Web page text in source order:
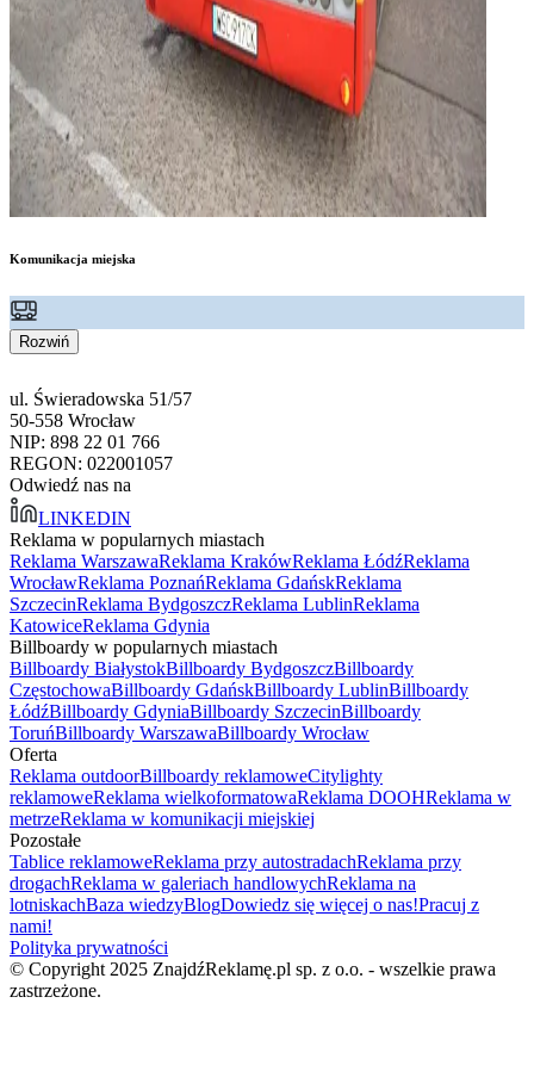
Komunikacja miejska
Rozwiń
ul. Świeradowska 51/57
50-558 Wrocław
NIP: 898 22 01 766
REGON: 022001057
Odwiedź nas na
LINKEDIN
Reklama w popularnych miastach
Reklama WarszawaReklama KrakówReklama ŁódźReklama
WrocławReklama PoznańReklama GdańskReklama
SzczecinReklama BydgoszczReklama LublinReklama
KatowiceReklama Gdynia
Billboardy w popularnych miastach
Billboardy BiałystokBillboardy BydgoszczBillboardy
CzęstochowaBillboardy GdańskBillboardy LublinBillboardy
ŁódźBillboardy GdyniaBillboardy SzczecinBillboardy
ToruńBillboardy WarszawaBillboardy Wrocław
Oferta
Reklama outdoorBillboardy reklamoweCitylighty
reklamoweReklama wielkoformatowaReklama DOOHReklama w
metrzeReklama w komunikacji miejskiej
Pozostałe
Tablice reklamoweReklama przy autostradachReklama przy
drogachReklama w galeriach handlowychReklama na
lotniskachBaza wiedzyBlogDowiedz się więcej o nas!Pracuj z
nami!
Polityka prywatności
© Copyright 2025 ZnajdźReklamę.pl sp. z o.o. - wszelkie prawa
zastrzeżone.